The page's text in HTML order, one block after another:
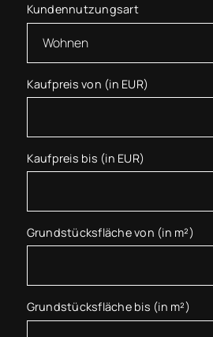
Kundennutzungsart
Kaufpreis von (in EUR)
Kaufpreis bis (in EUR)
Grundstücksfläche von (in m²)
Grundstücksfläche bis (in m²)